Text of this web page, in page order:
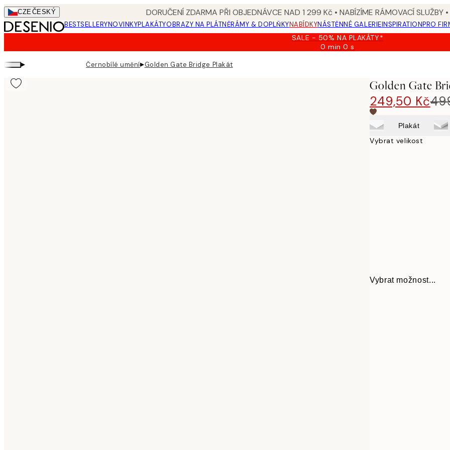
Skip
to
main
CZEČESKÝ DORUČENÍ ZDARMA PŘI OBJEDNÁVCE NAD 1 299 Kč • NABÍZÍME RÁMOVACÍ SLUŽBY
BESTSELLERYNOVINKYPLAKÁTYOBRAZY NA PLÁTNĚRÁMY & DOPLŇKYNABÍDKYNÁSTĚNNÉ GALERIEINSPIRATIONPRO
SALE - 50% NA PLAKÁTY*
0 min0 s
Platné
▸ Černobílé umění▸Golden Gate Bridge Plakát
Golden Gate
249,50 Kč
Plakát
Vybrat velikost
Vybrat možnost...